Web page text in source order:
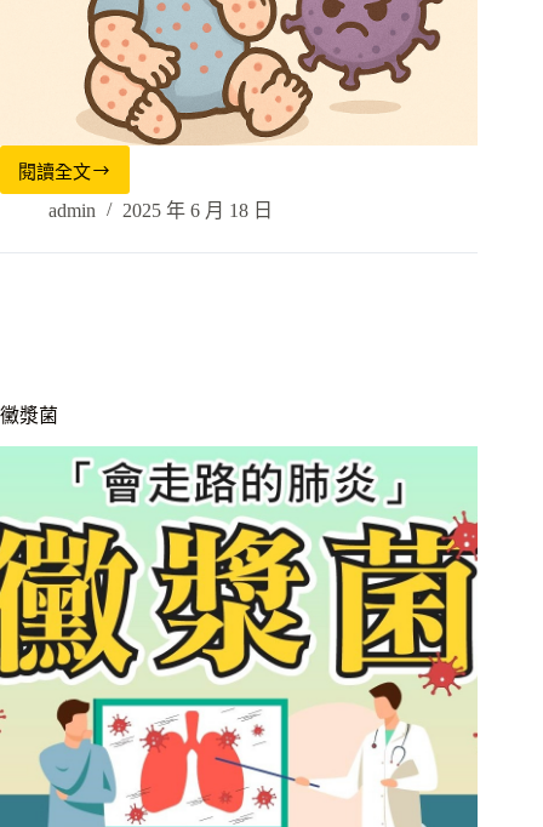
閱讀全文
admin 2025 年 6 月 18 日
黴漿菌